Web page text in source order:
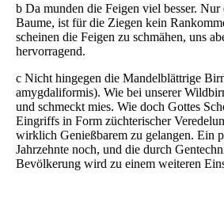
b Da munden die Feigen viel besser. Nur
Baume, ist für die Ziegen kein
scheinen die Feigen zu schmähen, uns
hervorragend.
c Nicht hingegen die Mandelblättrige
amygdaliformis). Wie bei unserer
und schmeckt mies. Wie doch Gottes
Eingriffs in Form züchterischer
wirklich Genießbarem zu gelangen. Ein
Jahrzehnte noch, und die durch
Bevölkerung wird zu einem weiteren